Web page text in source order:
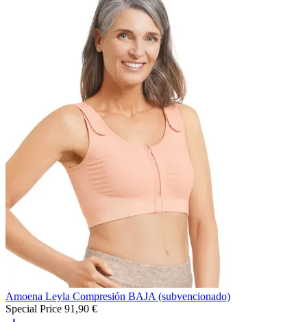
Amoena Leyla Compresión BAJA (subvencionado)
Special Price 91,90 €